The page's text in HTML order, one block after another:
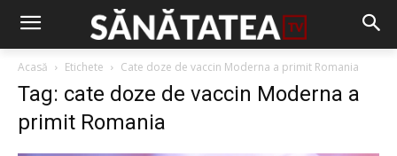
Acasă Etichete Cate doze de vaccin Moderna a primit Romania
Tag: cate doze de vaccin Moderna a
primit Romania